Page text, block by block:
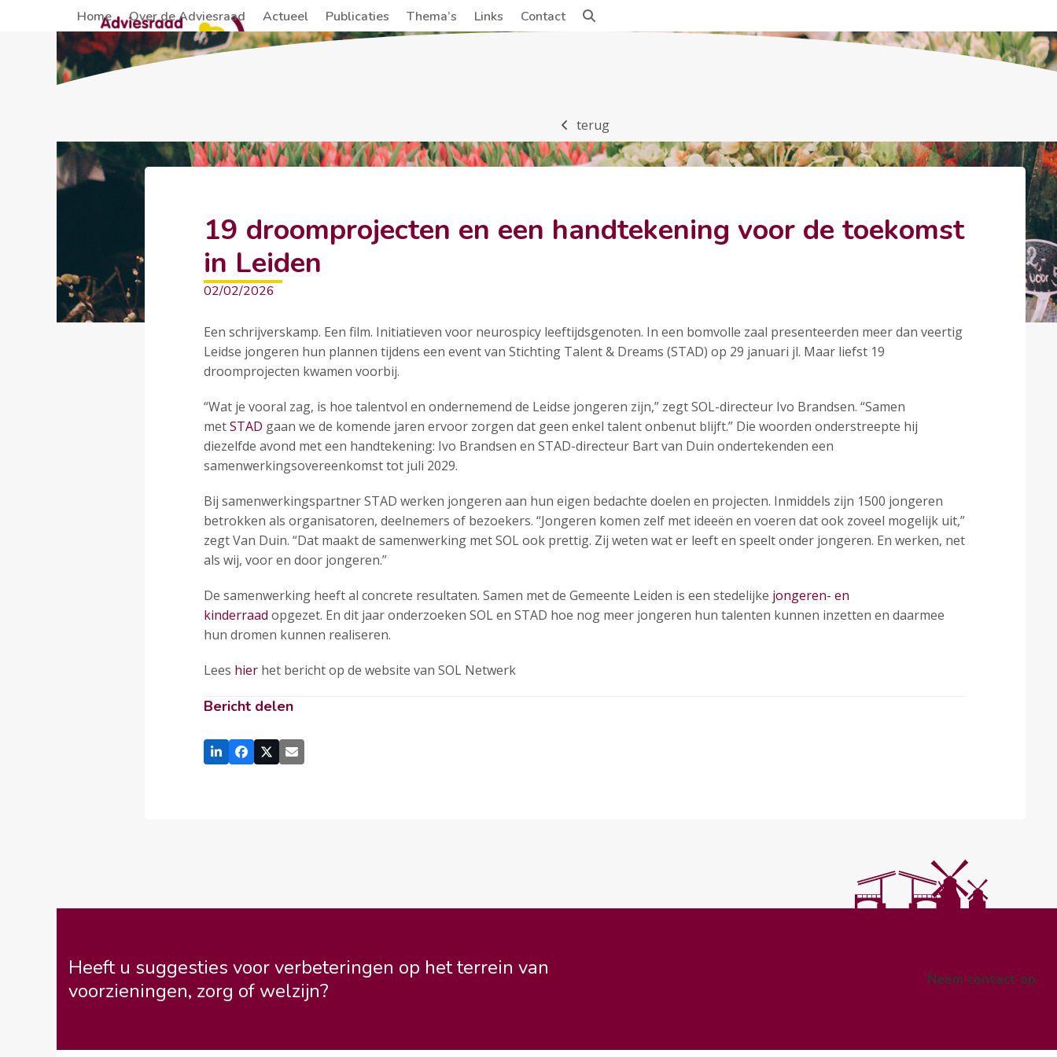
Home Over de Adviesraad Actueel Publicaties Thema’s Links Contact
terug
19 droomprojecten en een handtekening voor de toekomst
in Leiden
02/02/2026
Een schrijverskamp. Een film. Initiatieven voor neurospicy leeftijdsgenoten. In een bomvolle zaal presenteerden meer dan veertig
Leidse jongeren hun plannen tijdens een event van Stichting Talent & Dreams (STAD) op 29 januari jl. Maar liefst 19
droomprojecten kwamen voorbij.
“Wat je vooral zag, is hoe talentvol en ondernemend de Leidse jongeren zijn,” zegt SOL-directeur Ivo Brandsen. “Samen
metSTAD gaan we de komende jaren ervoor zorgen dat geen enkel talent onbenut blijft.” Die woorden onderstreepte hij
diezelfde avond met een handtekening: Ivo Brandsen en STAD-directeur Bart van Duin ondertekenden een
samenwerkingsovereenkomst tot juli 2029.
Bij samenwerkingspartner STAD werken jongeren aan hun eigen bedachte doelen en projecten. Inmiddels zijn 1500 jongeren
betrokken als organisatoren, deelnemers of bezoekers. “Jongeren komen zelf met ideeën en voeren dat ook zoveel mogelijk uit,”
zegt Van Duin. “Dat maakt de samenwerking met SOL ook prettig. Zij weten wat er leeft en speelt onder jongeren. En werken, net
als wij, voor en door jongeren.”
De samenwerking heeft al concrete resultaten. Samen met de Gemeente Leiden is een stedelijke jongeren- en
kinderraad opgezet. En dit jaar onderzoeken SOL en STAD hoe nog meer jongeren hun talenten kunnen inzetten en daarmee
hun dromen kunnen realiseren.
Lees hier het bericht op de website van SOL Netwerk
Bericht delen
Heeft u suggesties voor verbeteringen op het terrein van
voorzieningen, zorg of welzijn?
Neem contact op